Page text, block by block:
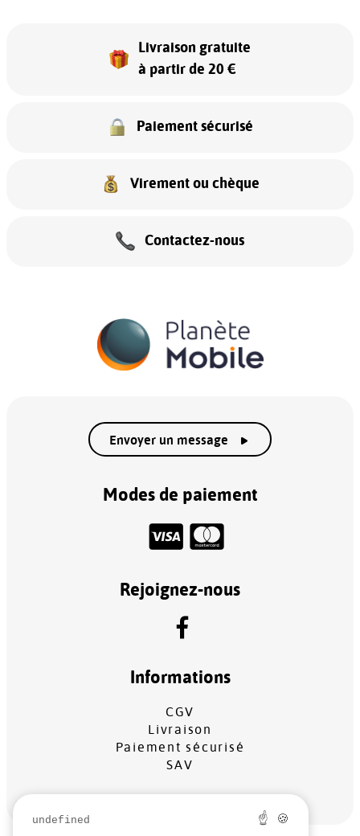
Livraison gratuite
à partir de 20 €
Paiement sécurisé
Virement ou chèque
Contactez-nous
Envoyer un message
Modes de paiement
Rejoignez-nous
Informations
CGV
Livraison
Paiement sécurisé
SAV
undefined ☝ 🍪